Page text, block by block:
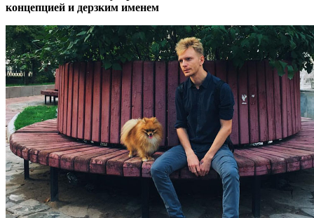
концепцией и дерзким именем